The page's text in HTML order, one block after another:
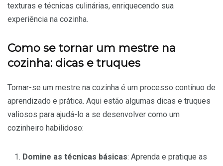
texturas e técnicas culinárias, enriquecendo sua
experiência na cozinha.
Como se tornar um mestre na
cozinha: dicas e truques
Tornar-se um mestre na cozinha é um processo contínuo de
aprendizado e prática. Aqui estão algumas dicas e truques
valiosos para ajudá-lo a se desenvolver como um
cozinheiro habilidoso:
Domine as técnicas básicas: Aprenda e pratique as